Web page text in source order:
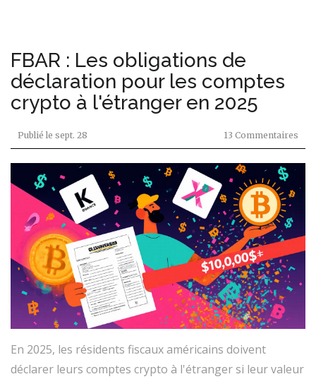
FBAR : Les obligations de
déclaration pour les comptes
crypto à l'étranger en 2025
Publié le sept. 28 13 Commentaires
En 2025, les résidents fiscaux américains doivent
déclarer leurs comptes crypto à l'étranger si leur valeur